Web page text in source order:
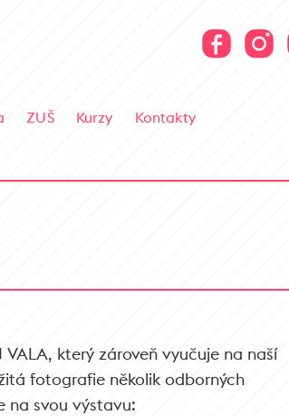
ZUŠ Kurzy Kontakty
který zároveň vyučuje na naší
fotografie několik odborných
na svou výstavu: